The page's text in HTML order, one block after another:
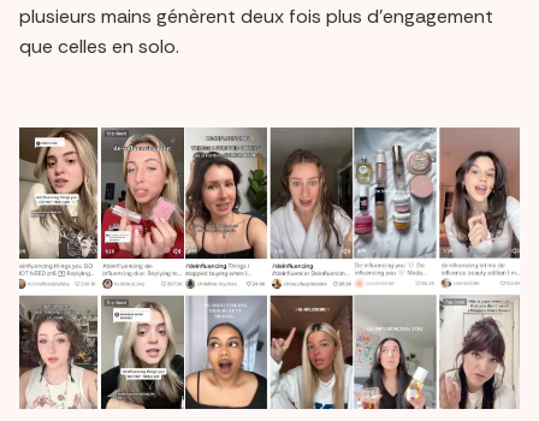
plusieurs mains génèrent deux fois plus d'engagement
que celles en solo.